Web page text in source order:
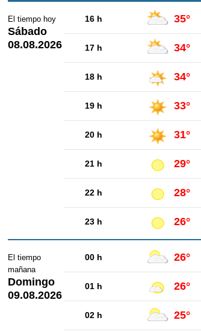
El tiempo hoy
Sábado
08.08.2026
16 h 35°
17 h 34°
18 h 34°
19 h 33°
20 h 31°
21 h 29°
22 h 28°
23 h 26°
El tiempo
mañana
Domingo
09.08.2026
00 h 26°
01 h 26°
02 h 25°